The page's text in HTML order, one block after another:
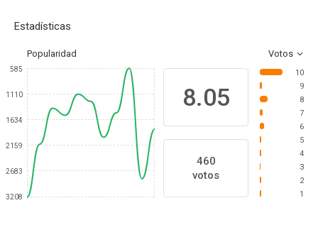
Estadísticas
Popularidad Votos
585
1110
1634
2159
2683
3208
8.05
460
votos
10
9
8
7
6
5
4
3
2
1